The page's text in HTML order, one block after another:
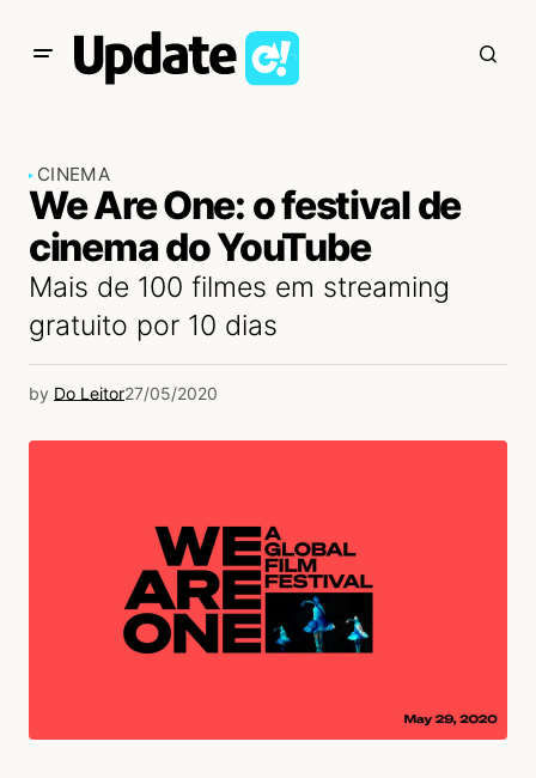
CINEMA
We Are One: o festival de
cinema do YouTube
Mais de 100 filmes em streaming
gratuito por 10 dias
by Do Leitor27/05/2020